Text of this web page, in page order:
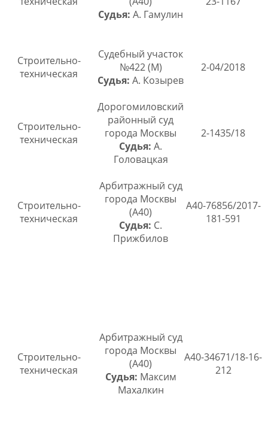
Судья: А. Гамулин
Строительно-
техническая
Судебный участок
№422 (М)
Судья: А. Козырев
2-04/2018
Строительно-
техническая
Дорогомиловский
районный суд
города Москвы
Судья: А.
Головацкая
2-1435/18
Строительно-
техническая
Арбитражный суд
города Москвы
(А40)
Судья: С.
Прижбилов
А40-76856/2017-
181-591
Строительно-
техническая
Арбитражный суд
города Москвы
(А40)
Судья: Максим
Махалкин
А40-34671/18-16-
212